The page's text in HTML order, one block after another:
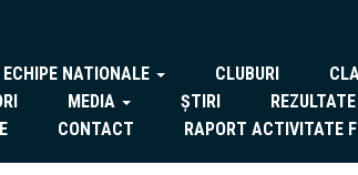
ECHIPE NATIONALE CLUBURI
MEDIA ȘTIRI
CONTACT RAPORT ACTIVITATE